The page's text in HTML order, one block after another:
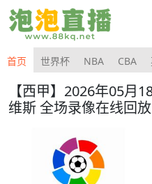
首页 世界杯 NBA CBA
【西甲】2026年05月
维斯 全场录像在线回放